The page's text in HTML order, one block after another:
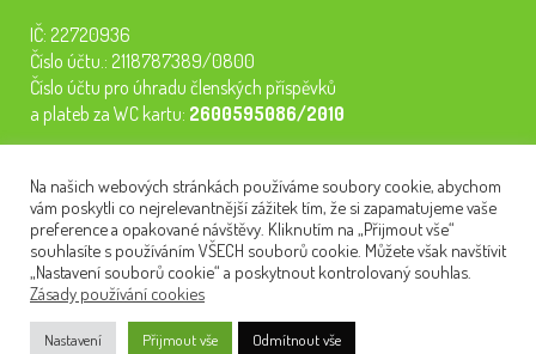
IČ: 22720936
Číslo účtu.: 2118787389/0800
Číslo účtu pro úhradu členských příspěvků
a plateb za WC kartu: 2600595086/2010
semináře, konferenci, plavbu na lodi a WC kartu. Z peněz
tiskneme odborné publikace pro pacienty.
NEWSLETTER
Na našich webových stránkách používáme soubory cookie, abychom
vám poskytli co nejrelevantnější zážitek tím, že si zapamatujeme vaše
preference a opakované návštěvy. Kliknutím na „Přijmout vše“
souhlasíte s používáním VŠECH souborů cookie. Můžete však navštívit
„Nastavení souborů cookie“ a poskytnout kontrolovaný souhlas.
Zásady používání cookies
Nastavení Přijmout vše Odmítnout vše